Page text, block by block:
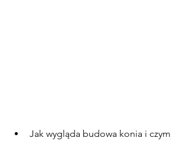
Jak wygląda budowa konia i czym